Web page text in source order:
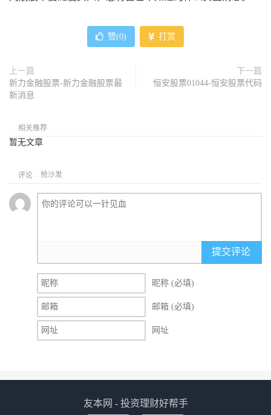
赞(0) 打赏
上一篇
新力金融股票-新力金融股票最
新消息
下一篇
恒安股票01044-恒安股票代码
相关推荐
暂无文章
评论 抢沙发
提交评论
昵称 (必填)
邮箱 (必填)
网址
友本网 - 投资理财好帮手